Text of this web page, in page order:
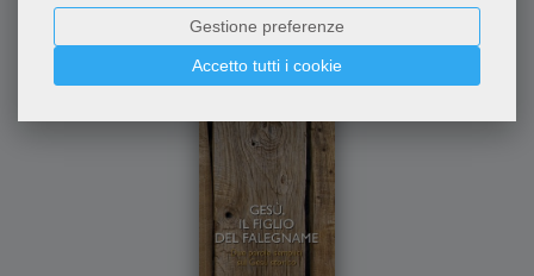
Accetto tutti i cookie
Gestione preferenze